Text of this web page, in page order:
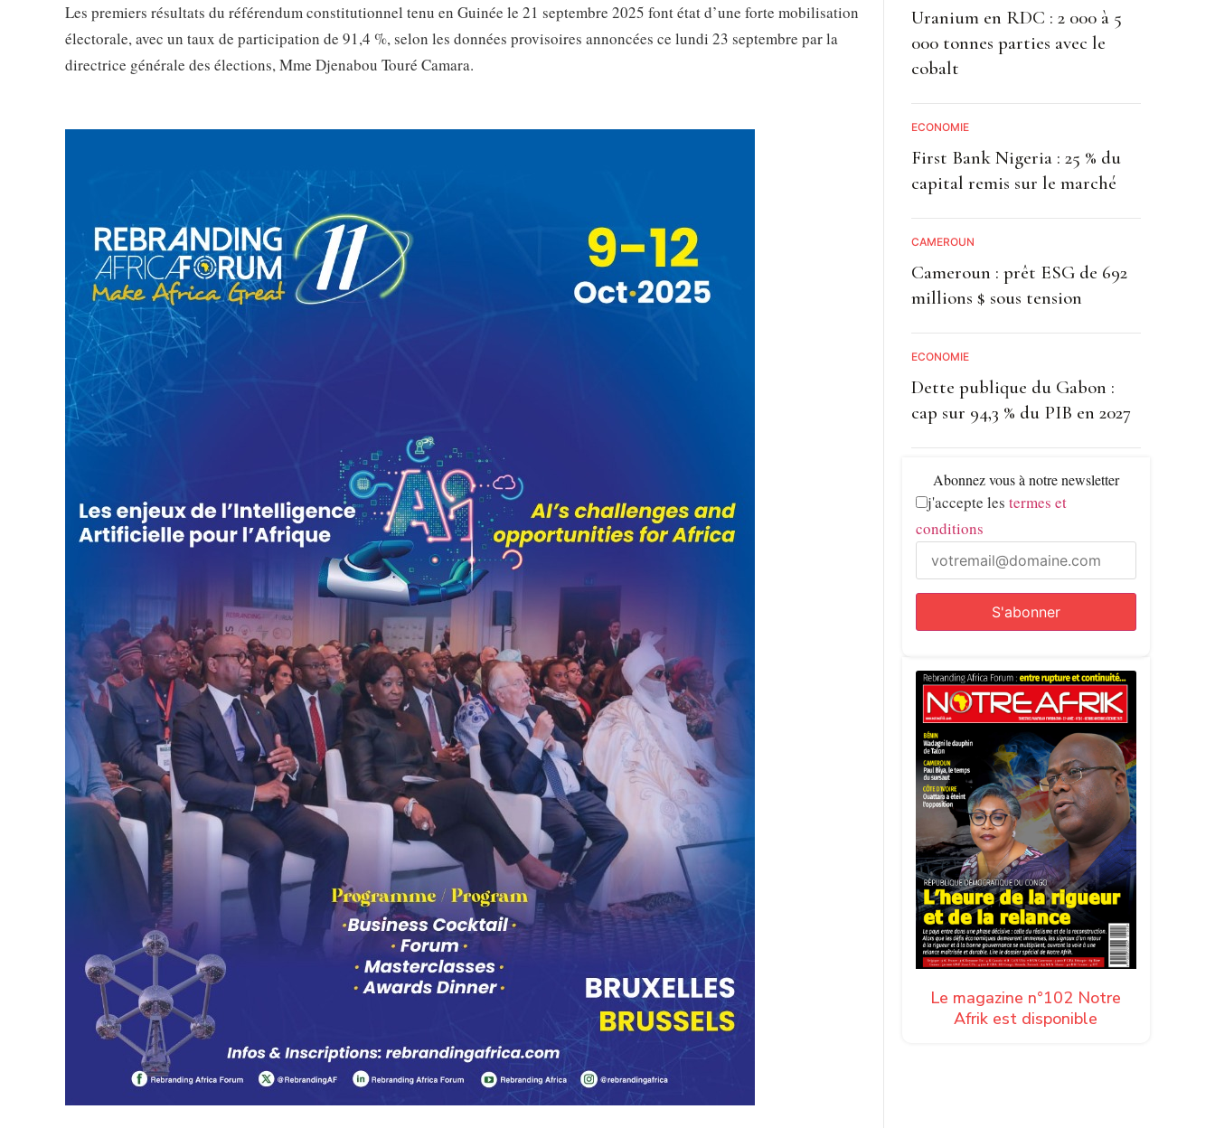
Les premiers résultats du référendum constitutionnel tenu en Guinée le 21 septembre 2025 font état d’une forte mobilisation
électorale, avec un taux de participation de 91,4 %, selon les données provisoires annoncées ce lundi 23 septembre par la
directrice générale des élections, Mme Djenabou Touré Camara.
Uranium en RDC : 2 000 à 5
000 tonnes parties avec le
cobalt
ECONOMIE
First Bank Nigeria : 25 % du
capital remis sur le marché
CAMEROUN
Cameroun : prêt ESG de 692
millions $ sous tension
ECONOMIE
Dette publique du Gabon :
cap sur 94,3 % du PIB en 2027
Abonnez vous à notre newsletter
j'accepte les termes et
conditions
Le magazine n°102 Notre
Afrik est disponible